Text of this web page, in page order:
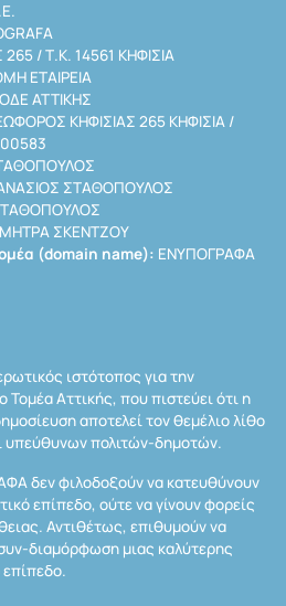
/ Τ.Κ. 14561 ΚΗΦΙΣΙΑ
ΕΤΑΙΡΕΙΑ
ΑΤΤΙΚΗΣ
ΚΗΦΙΣΙΑΣ 265 ΚΗΦΙΣΙΑ /
ΣΤΑΘΟΠΟΥΛΟΣ
ΣΚΕΝΤΖΟΥ
(domain name): ΕΝΥΠΟΓΡΑΦΑ
ιστότοπος για την
Τομέα Αττικής, που πιστεύει ότι η
αποτελεί τον θεμέλιο λίθο
υπεύθυνων πολιτών-δημοτών.
δεν φιλοδοξούν να κατευθύνουν
επίπεδο, ούτε να γίνουν φορείς
Αντιθέτως, επιθυμούν να
διαμόρφωση μιας καλύτερης